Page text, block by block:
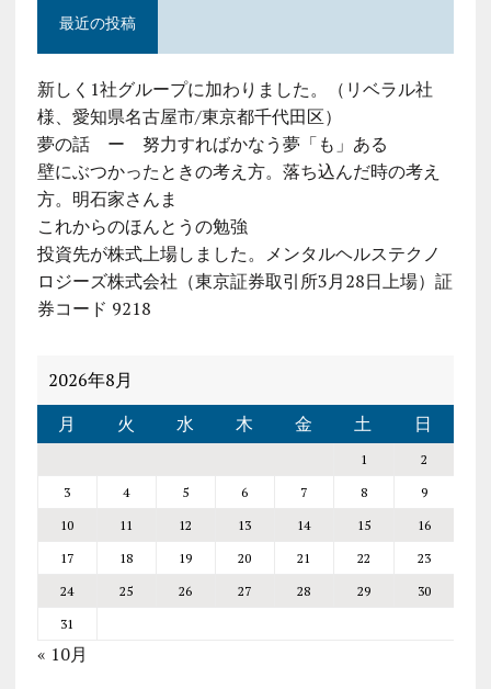
最近の投稿
新しく1社グループに加わりました。（リベラル社
様、愛知県名古屋市/東京都千代田区）
夢の話 ー 努力すればかなう夢「も」ある
壁にぶつかったときの考え方。落ち込んだ時の考え
方。明石家さんま
これからのほんとうの勉強
投資先が株式上場しました。メンタルヘルステクノ
ロジーズ株式会社（東京証券取引所3月28日上場）証
券コード 9218
2026年8月
月
火 水 木 金 土 日
1
2
3
4 5 6 7 8
9
10
11 12 13 14 15
16
17
18 19 20 21 22
23
24
25 26 27 28 29
30
31
« 10月